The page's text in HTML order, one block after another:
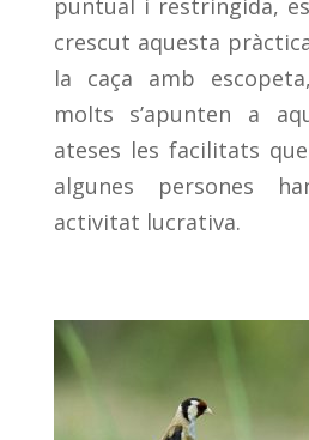
crescut aquesta
la caça amb
molts s’apunten a
ateses les facilitats
algunes persones
activitat lucrativa.